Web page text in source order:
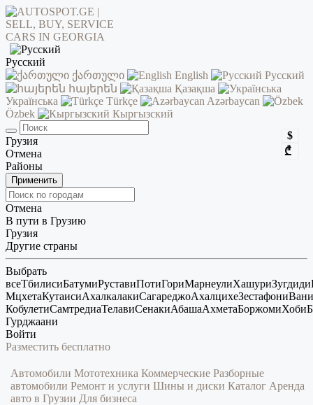
Русский
ქართული
English
Русский
հայերեն
Қазақша
Українська
Türkçe
Azərbaycan
Özbek
Кыргызский
$
₾
Грузия
Отмена
Районы
Применить
Отмена
В пути в Грузию
Грузия
Другие страны
Выбрать
всеТбилисиБатумиРуставиПотиГориМарнеулиХашуриЗугдиди
МцхетаКутаисиАхалкалакиСагареджоАхалцихеЗестафониВани
КобулетиСамтредиаТелавиСенакиАбашаАхметаБоржомиХоби
Гурджаани
Войти
Разместить бесплатно
Автомобили Мототехника Коммерческие Разборные
автомобили Ремонт и услуги Шины и диски Каталог Аренда
авто в Грузии Для бизнеса